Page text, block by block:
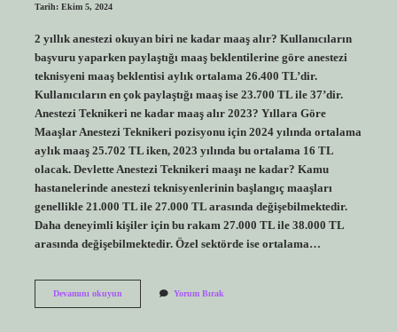
Tarih: Ekim 5, 2024
2 yıllık anestezi okuyan biri ne kadar maaş alır? Kullanıcıların
başvuru yaparken paylaştığı maaş beklentilerine göre anestezi
teknisyeni maaş beklentisi aylık ortalama 26.400 TL’dir.
Kullanıcıların en çok paylaştığı maaş ise 23.700 TL ile 37’dir.
Anestezi Teknikeri ne kadar maaş alır 2023? Yıllara Göre
Maaşlar Anestezi Teknikeri pozisyonu için 2024 yılında ortalama
aylık maaş 25.702 TL iken, 2023 yılında bu ortalama 16 TL
olacak. Devlette Anestezi Teknikeri maaşı ne kadar? Kamu
hastanelerinde anestezi teknisyenlerinin başlangıç ​​maaşları
genellikle 21.000 TL ile 27.000 TL arasında değişebilmektedir.
Daha deneyimli kişiler için bu rakam 27.000 TL ile 38.000 TL
arasında değişebilmektedir. Özel sektörde ise ortalama…
Devamını okuyunAnestezi
Yorum Bırak